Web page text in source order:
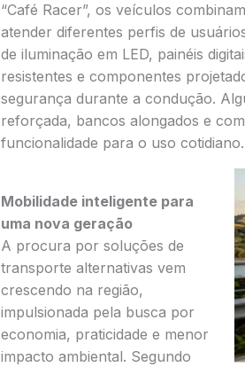
“Café Racer”, os veículos
atender diferentes perfis de
de iluminação em LED, painéis
resistentes e componentes
segurança durante a condução.
reforçada, bancos alongados e
funcionalidade para o uso cotidiano.
Mobilidade inteligente para
uma nova geração
A procura por soluções de
transporte alternativas vem
crescendo na região,
impulsionada pela busca por
economia, praticidade e menor
impacto ambiental. Segundo